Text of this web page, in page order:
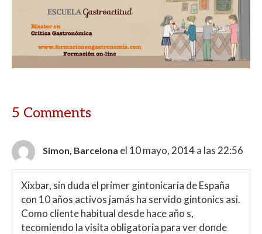
5 Comments
Simon, Barcelona el 10 mayo, 2014 a las 22:56
Xixbar, sin duda el primer gintonicaria de España
con 10 años activos jamás ha servido gintonics asi.
Como cliente habitual desde hace año s,
tecomiendo la visita obligatoria para ver donde